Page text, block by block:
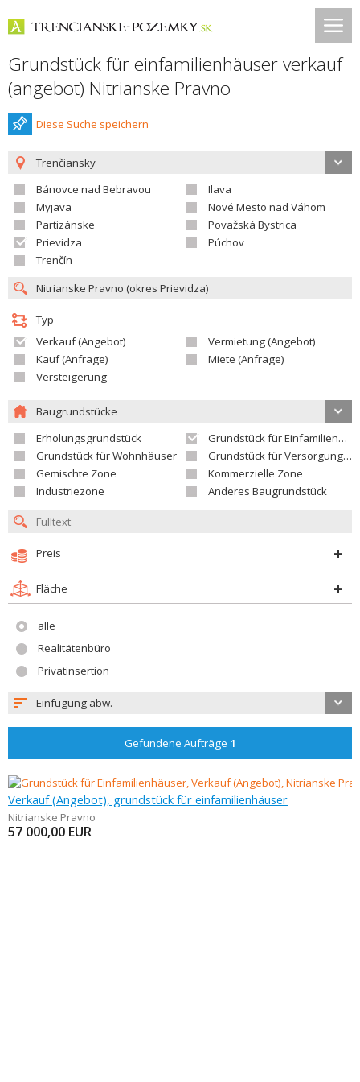
Grundstück für einfamilienhäuser verkauf
(angebot) Nitrianske Pravno
Diese Suche speichern
Trenčiansky
Bánovce nad Bebravou
Ilava
Myjava
Nové Mesto nad Váhom
Partizánske
Považská Bystrica
Prievidza
Púchov
Trenčín
Typ
Verkauf (Angebot)
Vermietung (Angebot)
Kauf (Anfrage)
Miete (Anfrage)
Versteigerung
Baugrundstücke
Erholungsgrundstück
Grundstück für Einfamilienhäuser
Grundstück für Wohnhäuser
Grundstück für Versorgungseinrichtungen
Gemischte Zone
Kommerzielle Zone
Industriezone
Anderes Baugrundstück
Preis
Fläche
alle
Realitätenbüro
Privatinsertion
Einfügung abw.
Gefundene Aufträge 1
Verkauf (Angebot), grundstück für einfamilienhäuser
Nitrianske Pravno
57 000,00 EUR